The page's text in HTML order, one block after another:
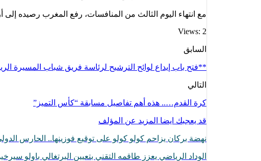
مع انتهاء اليوم الثالث من المنافسات، رفع المغرب رصيده إلى
Views: 2
السابق
**فتح باب إيداع لوائح الترشيح لرئاسة فريق شباب المسيرة
التالي
كرة القدم….. هذه أهم تفاصيل مسابقة “كأس التميز”
قد يعجبك ايضا المزيد عن المؤلف
نهضة بركان يزاحم كولو كولو على توقيع فوزينها.. الحارس
الوداد الرياضي يعزز طاقمه التقني بتعيين البرتغالي باولو